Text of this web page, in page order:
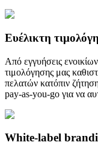
Ευέλικτη
Από εγγυήσεις
τιμολόγησης μας
πελατών κατόπιν
pay-as-you-go για να
White-label